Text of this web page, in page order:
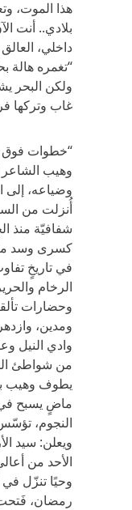
هذا الموت،
بلادي.. أنت
داخلي،
“تغمره هالة
ولكن البحر
غاب وتركها
“خطوات فوق
وهيب
وضياعه، إلى
أُنزلت من
شفافيّة منذ
كسرى وسد
في تاريخٍ
الرخام
وحضارات
ومدين،
وادي النيل
من شواطئ
يطوف وهيب
ماضٍ يسبح
النجوم،
ويعلن: سيد
الأحد من
وحيًا تنزّل
رمضان،